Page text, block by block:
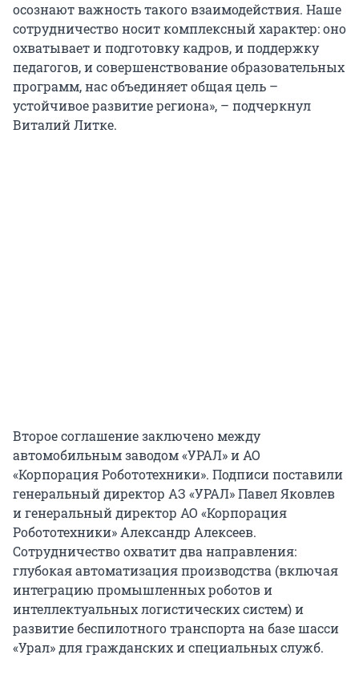
осознают важность такого взаимодействия. Наше
сотрудничество носит комплексный характер: оно
охватывает и подготовку кадров, и поддержку
педагогов, и совершенствование образовательных
программ, нас объединяет общая цель –
устойчивое развитие региона», – подчеркнул
Виталий Литке.
Второе соглашение заключено между
автомобильным заводом «УРАЛ» и АО
«Корпорация Робототехники». Подписи поставили
генеральный директор АЗ «УРАЛ» Павел Яковлев
и генеральный директор АО «Корпорация
Робототехники» Александр Алексеев.
Сотрудничество охватит два направления:
глубокая автоматизация производства (включая
интеграцию промышленных роботов и
интеллектуальных логистических систем) и
развитие беспилотного транспорта на базе шасси
«Урал» для гражданских и специальных служб.